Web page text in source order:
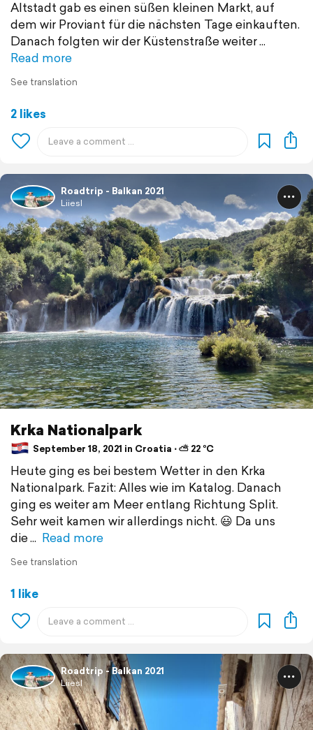
Altstadt gab es einen süßen kleinen Markt, auf
dem wir Proviant für die nächsten Tage einkauften.
Danach folgten wir der Küstenstraße weiter
Read more
See translation
2 likes
Roadtrip - Balkan 2021
Liiesl
Krka Nationalpark
September 18, 2021 in Croatia ⋅ ⛅ 22 °C
Heute ging es bei bestem Wetter in den Krka
Nationalpark. Fazit: Alles wie im Katalog. Danach
ging es weiter am Meer entlang Richtung Split.
Sehr weit kamen wir allerdings nicht. 😃 Da uns
die
Read more
See translation
1 like
Roadtrip - Balkan 2021
Liiesl